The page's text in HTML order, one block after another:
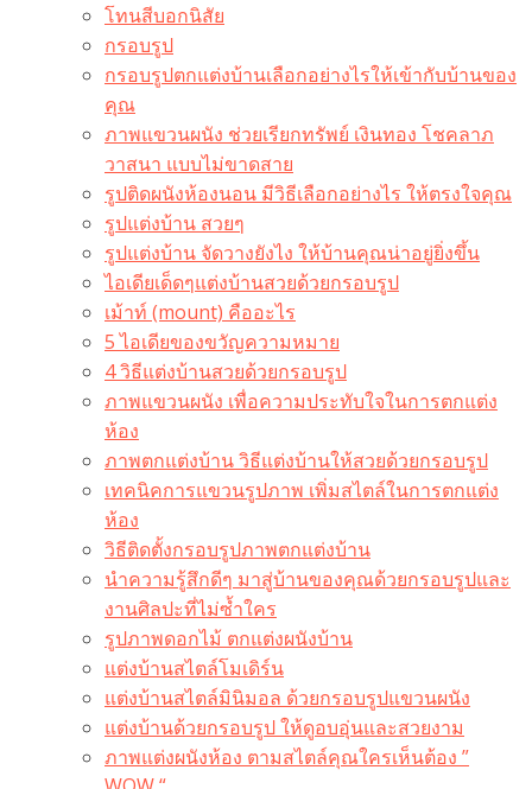
โทนสีบอกนิสัย
กรอบรูป
กรอบรูปตกแต่งบ้านเลือกอย่างไรให้เข้ากับบ้านของ
คุณ
ภาพแขวนผนัง ช่วยเรียกทรัพย์ เงินทอง โชคลาภ
วาสนา แบบไม่ขาดสาย
รูปติดผนังห้องนอน มีวิธีเลือกอย่างไร ให้ตรงใจคุณ
รูปแต่งบ้าน สวยๆ
รูปแต่งบ้าน จัดวางยังไง ให้บ้านคุณน่าอยู่ยิ่งขึ้น
ไอเดียเด็ดๆแต่งบ้านสวยด้วยกรอบรูป
เม้าท์ (mount) คืออะไร​
5 ไอเดียของขวัญความหมาย
4 วิธีแต่งบ้านสวยด้วยกรอบรูป
ภาพแขวนผนัง เพื่อความประทับใจในการตกแต่ง
ห้อง
ภาพตกแต่งบ้าน วิธีแต่งบ้านให้สวยด้วยกรอบรูป
เทคนิคการแขวนรูปภาพ เพิ่มสไตล์ในการตกแต่ง
ห้อง
วิธีติดตั้งกรอบรูปภาพตกแต่งบ้าน
นำความรู้สึกดีๆ มาสู่บ้านของคุณด้วยกรอบรูปและ
งานศิลปะที่ไม่ซ้ำใคร
รูปภาพดอกไม้ ตกแต่งผนังบ้าน
แต่งบ้านสไตล์โมเดิร์น
แต่งบ้านสไตล์มินิมอล ด้วยกรอบรูปแขวนผนัง
แต่งบ้านด้วยกรอบรูป ให้ดูอบอุ่นและสวยงาม
ภาพแต่งผนังห้อง ตามสไตล์คุณใครเห็นต้อง ”